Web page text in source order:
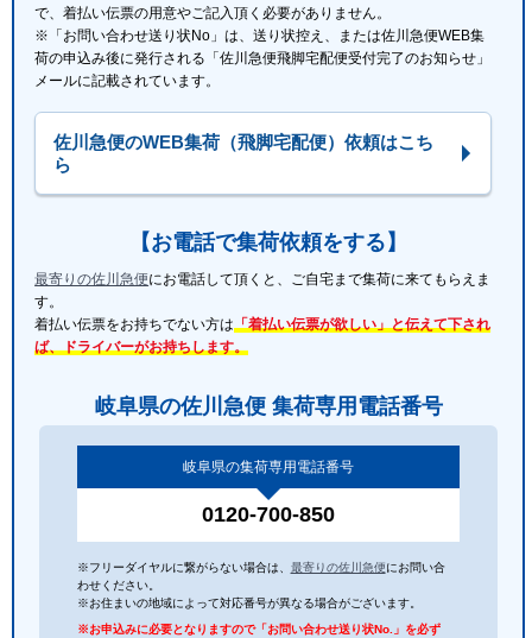
で、着払い伝票の用意やご記入頂く必要がありません。
※「お問い合わせ送り状No」は、送り状控え、または佐川急便WEB集
荷の申込み後に発行される「佐川急便飛脚宅配便受付完了のお知らせ」
メールに記載されています。
佐川急便のWEB集荷（飛脚宅配便）依頼はこち
ら
【お電話で集荷依頼をする】
最寄りの佐川急便にお電話して頂くと、ご自宅まで集荷に来てもらえま
す。
着払い伝票をお持ちでない方は 「着払い伝票が欲しい」と伝えて下され
ば、ドライバーがお持ちします。
岐阜県の佐川急便 集荷専用電話番号
岐阜県の集荷専用電話番号
0120-700-850
※フリーダイヤルに繋がらない場合は、 最寄りの佐川急便にお問い合
わせください。
※お住まいの地域によって対応番号が異なる場合がございます。
※お申込みに必要となりますので「お問い合わせ送り状No.」を必ず